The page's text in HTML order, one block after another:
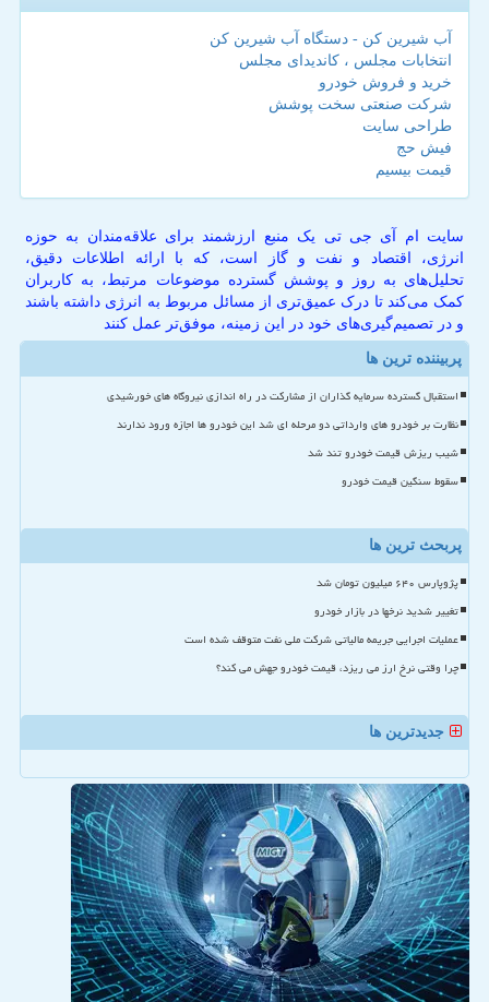
آب شیرین کن - دستگاه آب شیرین کن
انتخابات مجلس ، کاندیدای مجلس
خرید و فروش خودرو
شرکت صنعتی سخت پوشش
طراحی سایت
فیش حج
قیمت بیسیم
سایت ام آی جی تی یک منبع ارزشمند برای علاقه‌مندان به حوزه
انرژی، اقتصاد و نفت و گاز است، که با ارائه اطلاعات دقیق،
تحلیل‌های به روز و پوشش گسترده موضوعات مرتبط، به کاربران
کمک می‌کند تا درک عمیق‌تری از مسائل مربوط به انرژی داشته باشند
و در تصمیم‌گیری‌های خود در این زمینه، موفق‌تر عمل کنند
پربیننده ترین ها
استقبال گسترده سرمایه گذاران از مشارکت در راه اندازی نیروگاه های خورشیدی
نظارت بر خودرو های وارداتی دو مرحله ای شد این خودرو ها اجازه ورود ندارند
شیب ریزش قیمت خودرو تند شد
سقوط سنگین قیمت خودرو
پربحث ترین ها
پژوپارس ۶۴۰ میلیون تومان شد
تغییر شدید نرخها در بازار خودرو
عملیات اجرایی جریمه مالیاتی شرکت ملی نفت متوقف شده است
چرا وقتی نرخ ارز می ریزد، قیمت خودرو جهش می کند؟
جدیدترین ها